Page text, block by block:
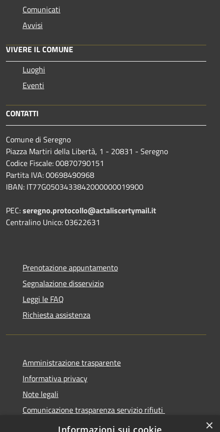
Comunicati
Avvisi
VIVERE IL COMUNE
Luoghi
Eventi
CONTATTI
Comune di Seregno
Piazza Martiri della Libertà, 1 - 20831 - Seregno
Codice Fiscale: 00870790151
Partita IVA: 00698490968
IBAN: IT77G0503433842000000019900
PEC:seregno.protocollo@actaliscertymail.it
Centralino Unico: 03622631
Prenotazione appuntamento
Segnalazione disservizio
Leggi le FAQ
Richiesta assistenza
Amministrazione trasparente
Informativa privacy
Note legali
Comunicazione trasparenza servizio rifiuti
Dichiarazione di accessibilità
×
Informazioni sui cookie